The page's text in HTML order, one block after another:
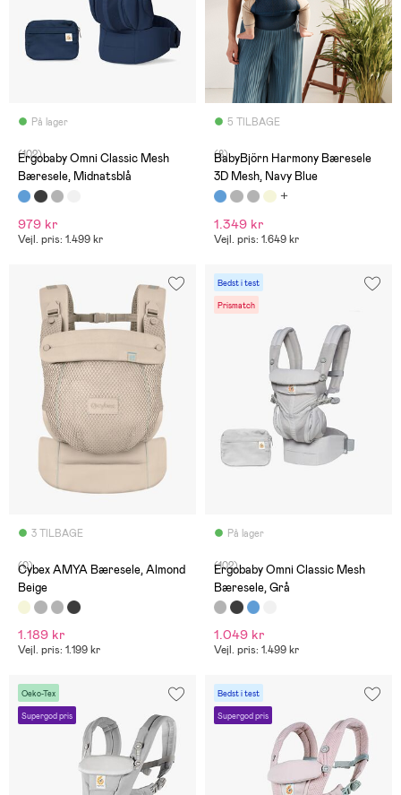
På lager
(102)
Ergobaby Omni Classic Mesh
Bæresele, Midnatsblå
979 kr
Vejl. pris: 1.499 kr
5 TILBAGE
(8)
BabyBjörn Harmony Bæresele
3D Mesh, Navy Blue
1.349 kr
Vejl. pris: 1.649 kr
3 TILBAGE
(0)
Cybex AMYA Bæresele, Almond
Beige
1.189 kr
Vejl. pris: 1.199 kr
Bedst i test
Prismatch
På lager
(102)
Ergobaby Omni Classic Mesh
Bæresele, Grå
1.049 kr
Vejl. pris: 1.499 kr
Oeko-Tex
Supergod pris
Bedst i test
Supergod pris